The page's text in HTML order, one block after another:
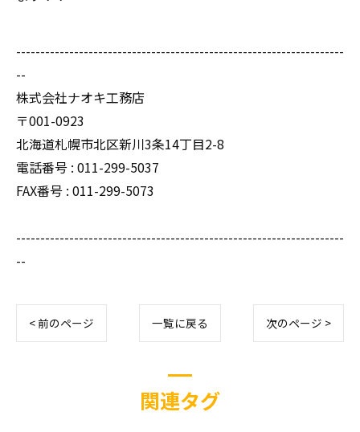
--------------------------------------------------------------------
--
株式会社ナオキ工務店
〒001-0923
北海道札幌市北区新川3条14丁目2-8
電話番号 : 011-299-5037
FAX番号 : 011-299-5073
--------------------------------------------------------------------
--
< 前のページ 一覧に戻る 次のページ >
関連タグ